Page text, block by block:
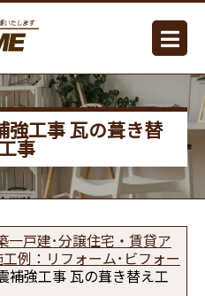
強工事 瓦の葺き替
事
一戸建･分譲住宅・賃貸ア
例：リフォーム･ビフォー
補強工事 瓦の葺き替え工